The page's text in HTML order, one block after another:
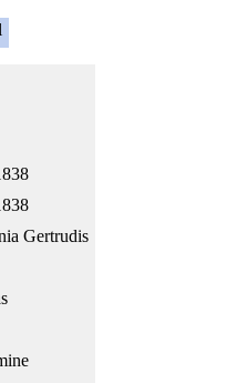
Gertrudis